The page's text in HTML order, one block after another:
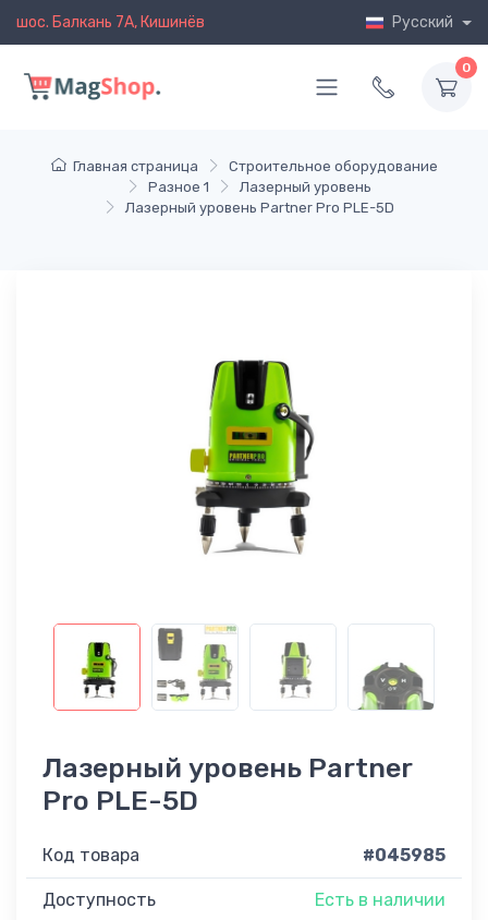
шос. Балкань 7A, Кишинёв Русский
0
Главная страница
Строительное оборудование
Разное 1
Лазерный уровень
Лазерный уровень Partner Pro PLE-5D
Лазерный уровень Partner
Pro PLE-5D
Код товара #045985
Доступность Есть в наличии